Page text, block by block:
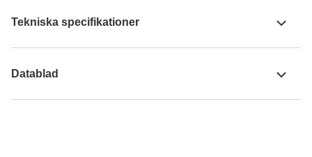
Tekniska specifikationer
Datablad